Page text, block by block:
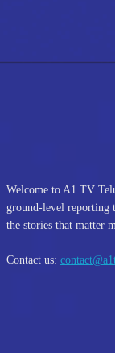
Welcome to A1 TV
ground-level reporting
the stories that matter
Contact us: